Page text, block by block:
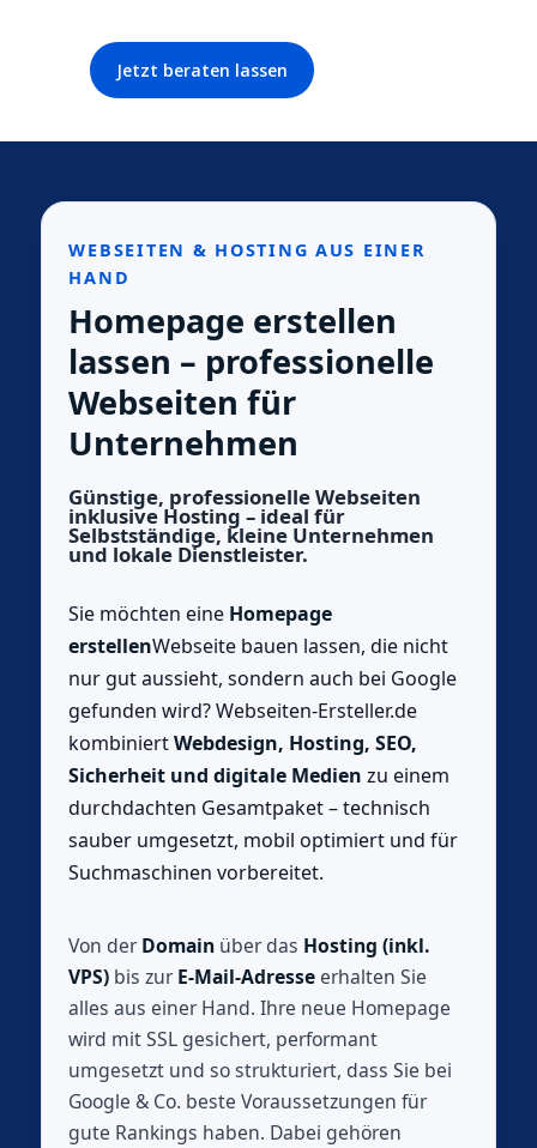
Jetzt beraten lassen
WEBSEITEN & HOSTING AUS EINER
HAND
Homepage erstellen
lassen – professionelle
Webseiten für
Unternehmen
Günstige, professionelle Webseiten
inklusive Hosting – ideal für
Selbstständige, kleine Unternehmen
und lokale Dienstleister.
Sie möchten eine Homepage
erstellenWebseite bauen lassen, die nicht
nur gut aussieht, sondern auch bei Google
gefunden wird? Webseiten‑Ersteller.de
kombiniertWebdesign, Hosting, SEO,
Sicherheit und digitale Medien zu einem
durchdachten Gesamtpaket – technisch
sauber umgesetzt, mobil optimiert und für
Suchmaschinen vorbereitet.
Von derDomain über das Hosting (inkl.
VPS) bis zurE‑Mail‑Adresse erhalten Sie
alles aus einer Hand. Ihre neue Homepage
wird mit SSL gesichert, performant
umgesetzt und so strukturiert, dass Sie bei
Google & Co. beste Voraussetzungen für
gute Rankings haben. Dabei gehören